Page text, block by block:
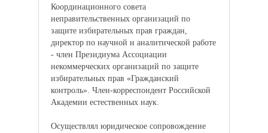
Координационного совета
неправительственных организаций по
защите избирательных прав граждан,
директор по научной и аналитической работе
- член Президиума Ассоциации
некоммерческих организаций по защите
избирательных прав «Гражданский
контроль». Член-корреспондент Российской
Академии естественных наук.
Осуществлял юридическое сопровождение